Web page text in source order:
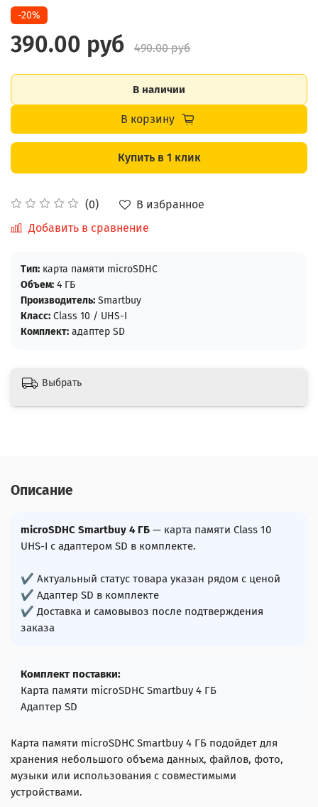
(0)
В избранное
Добавить в сравнение
-20%
390.00 руб 490.00 руб
В наличии
В корзину
Купить в 1 клик
Тип: карта памяти microSDHC
Объем: 4 ГБ
Производитель: Smartbuy
Класс: Class 10 / UHS-I
Комплект: адаптер SD
Выбрать
Описание
microSDHC Smartbuy 4 ГБ — карта памяти Class 10
UHS-I с адаптером SD в комплекте.
✔ Актуальный статус товара указан рядом с ценой
✔ Адаптер SD в комплекте
✔ Доставка и самовывоз после подтверждения
заказа
Комплект поставки:
Карта памяти microSDHC Smartbuy 4 ГБ
Адаптер SD
Карта памяти microSDHC Smartbuy 4 ГБ подойдет для
хранения небольшого объема данных, файлов, фото,
музыки или использования с совместимыми
устройствами.